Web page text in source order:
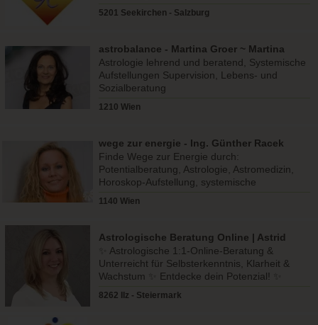
5201 Seekirchen - Salzburg
astrobalance - Martina Groer ~ Martina
Groer
Astrologie lehrend und beratend, Systemische
Aufstellungen Supervision, Lebens- und
Sozialberatung
1210 Wien
wege zur energie - Ing. Günther Racek
Finde Wege zur Energie durch:
Potentialberatung, Astrologie, Astromedizin,
Horoskop-Aufstellung, systemische
1140 Wien
Astrologische Beratung Online | Astrid
Heim, BA
✨ Astrologische 1:1-Online-Beratung &
Unterreicht für Selbsterkenntnis, Klarheit &
Wachstum ✨ Entdecke dein Potenzial! ✨
8262 Ilz - Steiermark